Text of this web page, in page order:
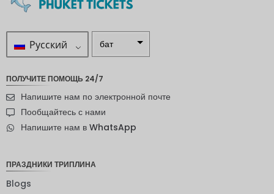
Русский бат
я крона
андский
ПОЛУЧИТЕ ПОМОЩЬ 24/7
Напишите нам по электронной почте
Пообщайтесь с нами
Напишите нам в WhatsApp
ПРАЗДНИКИ ТРИПЛИНА
Blogs